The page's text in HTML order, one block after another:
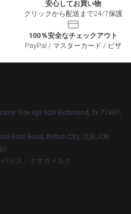
安心してお買い物
クリックから配送まで24/7保護
100％安全なチェックアウト
PayPal / マスターカード / ビザ
Trce Apt 928 Richmond, Tx 77407,
East Road, Beitun City, 北京, CN
)
イス・オオカメルク